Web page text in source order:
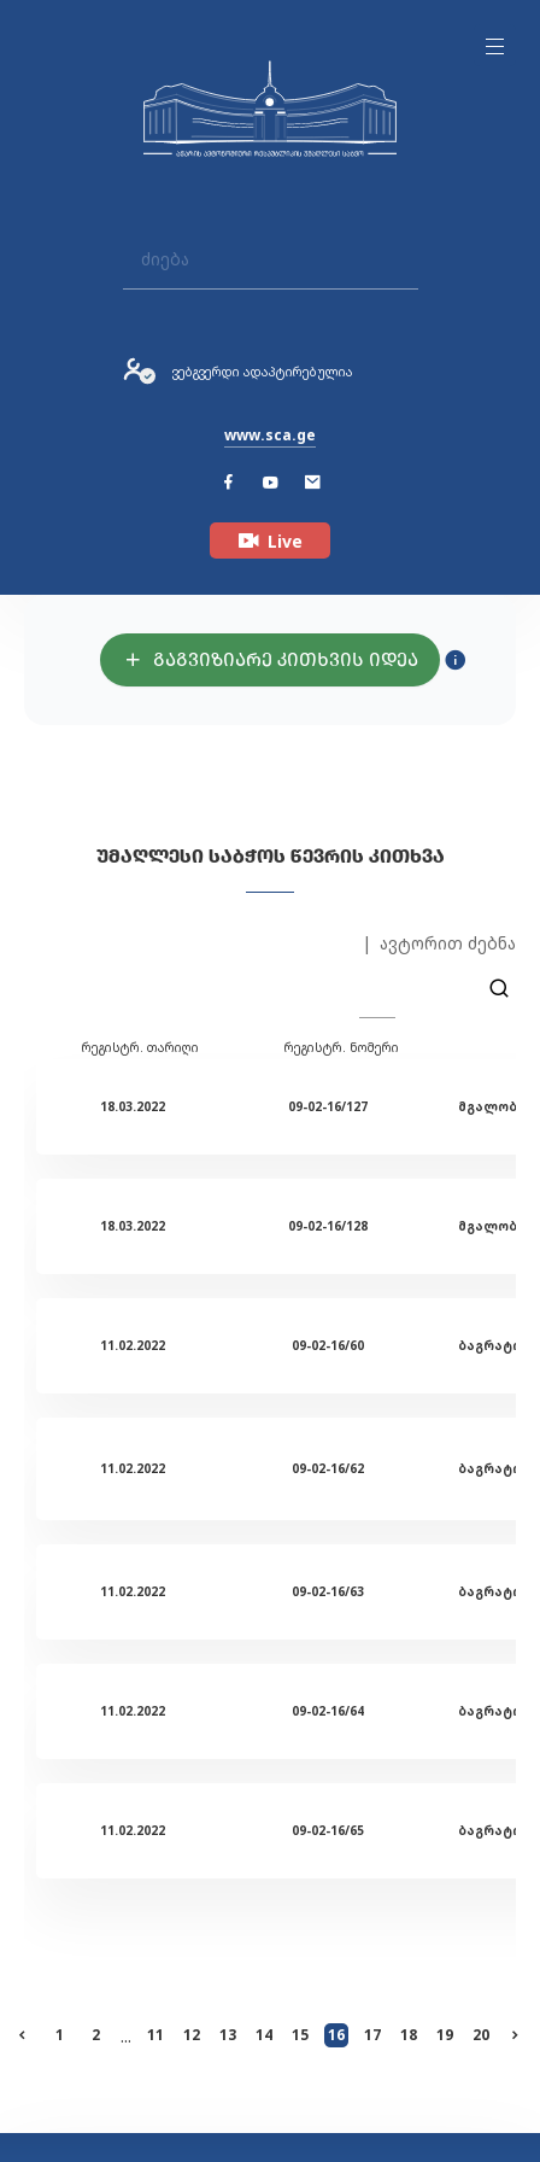
ვებგვერდი ადაპტირებულია
www.sca.ge
Live
ᲒᲐᲒᲕᲘᲖᲘᲐᲠᲔ ᲙᲘᲗᲮᲕᲘᲡ ᲘᲓᲔᲐ
ᲣᲛᲐᲦᲚᲔᲡᲘ ᲡᲐᲑᲭᲝᲡ ᲬᲔᲕᲠᲘᲡ ᲙᲘᲗᲮᲕᲐ
ავტორით ძებნა
რეგისტრ. თარიღი რეგისტრ. ნომერი
18.03.2022 09-02-16/127
18.03.2022 09-02-16/128
11.02.2022 09-02-16/60
11.02.2022 09-02-16/62
11.02.2022 09-02-16/63
11.02.2022 09-02-16/64
11.02.2022 09-02-16/65
1 2 ... 11 12 13 14 15 16 17 18 19 20